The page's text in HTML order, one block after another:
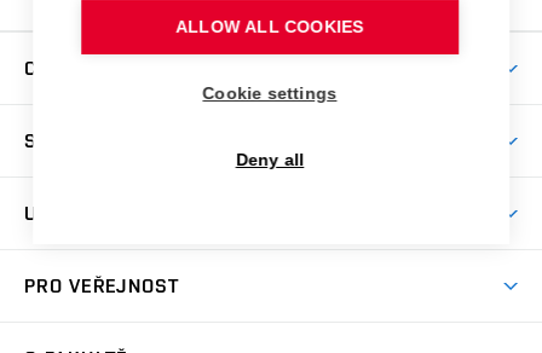
CHCI STUDOVAT
Přijímačky
Dny otevřených dveří
Přípravné kurzy
STUDUJI
Časový plán studia
UMĚNÍ, VĚDA A VÝZKUM
PRO VEŘEJNOST
ALLOW ALL COOKIES
Cookie settings
Deny all